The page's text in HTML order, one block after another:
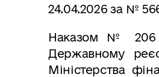
24.04.2026 за №
Наказом № 206
Державному
Міністерства